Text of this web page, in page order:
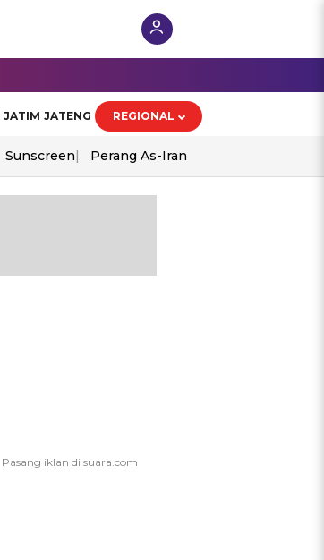
JATIM JATENG REGIONAL
Sunscreen Perang As-Iran